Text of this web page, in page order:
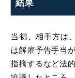
結果
当初、相手方は
は解雇予告手当
指摘するなど法